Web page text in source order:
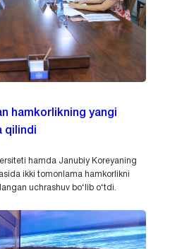
hamkorlikning yangi
qilindi
hamda Janubiy Koreyaning
ikki tomonlama hamkorlikni
uchrashuv bo‘lib o‘tdi.